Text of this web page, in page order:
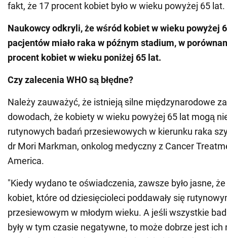
fakt, że 17 procent kobiet było w wieku powyżej 65 lat.
Naukowcy odkryli, że wśród kobiet w wieku powyżej
pacjentów miało raka w późnym stadium, w
procent kobiet w wieku poniżej 65 lat.
Czy zalecenia WHO są błędne?
Należy zauważyć, że istnieją silne międzynarodowe
dowodach, że kobiety w wieku powyżej 65 lat mogą
rutynowych badań przesiewowych w kierunku raka
dr Mori Markman, onkolog medyczny z Cancer
America.
"Kiedy wydano te oświadczenia, zawsze było jasne,
kobiet, które od dziesięcioleci poddawały się
przesiewowym w młodym wieku. A jeśli wszystkie
były w tym czasie negatywne, to może dobrze jest